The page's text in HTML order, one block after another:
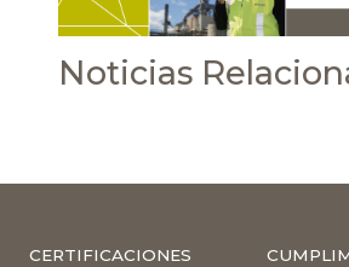
Noticias
CERTIFICACIONES